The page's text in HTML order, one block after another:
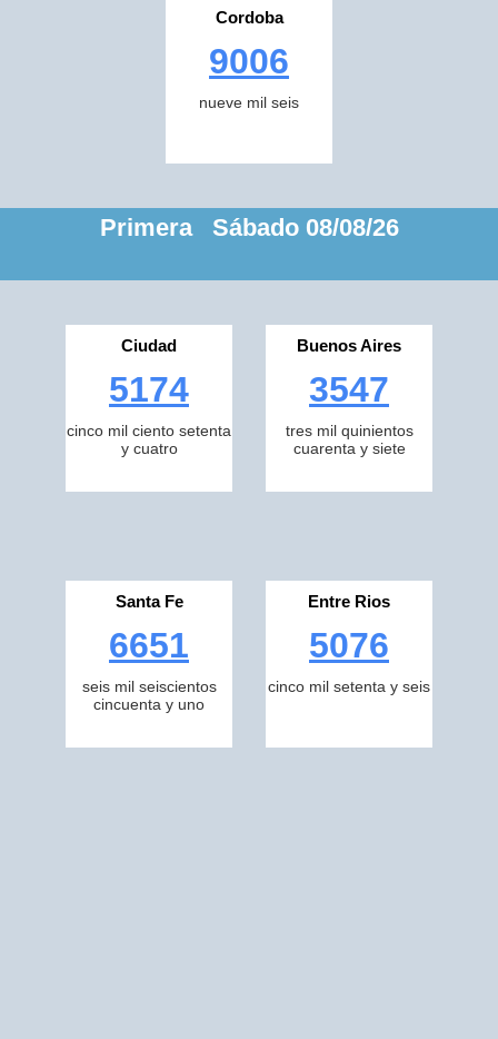
Cordoba
9006
nueve mil seis
Primera Sábado 08/08/26
Ciudad
5174
cinco mil ciento setenta
y cuatro
Buenos Aires
3547
tres mil quinientos
cuarenta y siete
Santa Fe
6651
seis mil seiscientos
cincuenta y uno
Entre Rios
5076
cinco mil setenta y seis